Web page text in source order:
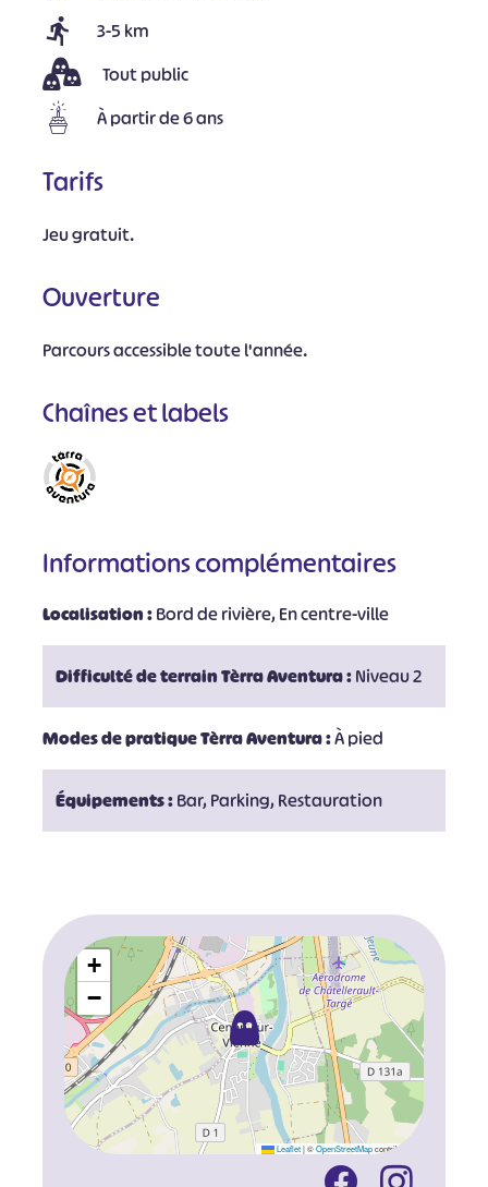
3-5 km
Tout public
À partir de 6 ans
Tarifs
Jeu gratuit.
Ouverture
Parcours accessible toute l'année.
Chaînes et labels
Informations complémentaires
Localisation :Bord de rivière, En centre-ville
Difficulté de terrain Tèrra Aventura :Niveau 2
Modes de pratique Tèrra Aventura :À pied
Équipements :Bar, Parking, Restauration
+
−
Leaflet |©OpenStreetMapcontributors